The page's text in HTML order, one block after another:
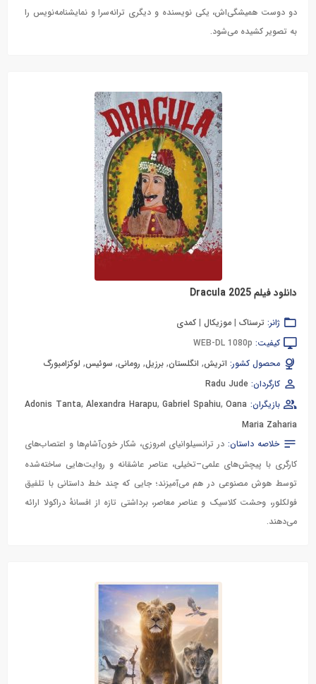
دو دوست همیشگی‌اش، یکی نویسنده و دیگری ترانه‌سرا و نمایشنامه‌نویس را
به تصویر کشیده می‌شود.
دانلود فیلم Dracula 2025
ژانر: ترسناک | موزیکال | کمدی
کیفیت: WEB-DL 1080p
محصول کشور: اتریش, انگلستان, برزیل, رومانی, سوئیس, لوکزامبورگ
کارگردان: Radu Jude
بازیگران:
Adonis Tanta, Alexandra Harapu, Gabriel Spahiu, Oana
Maria Zaharia
خلاصه داستان: در ترانسیلوانیای امروزی، شکار خون‌آشام‌ها و اعتصاب‌های
کارگری با پیچش‌های علمی‌–تخیلی، عناصر عاشقانه و روایت‌هایی ساخته‌شده
توسط هوش مصنوعی در هم می‌آمیزند؛ جایی که چند خط داستانی با تلفیق
فولکلور، وحشت کلاسیک و عناصر معاصر، برداشتی تازه از افسانهٔ دراکولا ارائه
می‌دهند.